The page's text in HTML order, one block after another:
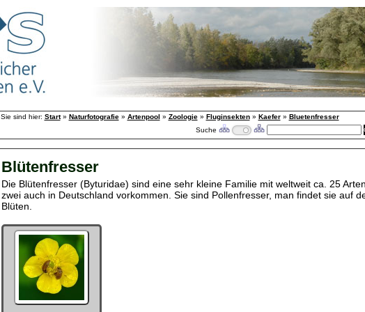
Sie sind hier: Start» Naturfotografie» Artenpool » Zoologie» Fluginsekten» Kaefer» Bluetenfresser
Suche
Blütenfresser
Die Blüten­fresser (Byturidae) sind eine sehr kleine Familie mit welt­weit ca. 25
zwei auch in Deutschland vorkommen. Sie sind Pollenfresser, man findet sie auf
Blüten.